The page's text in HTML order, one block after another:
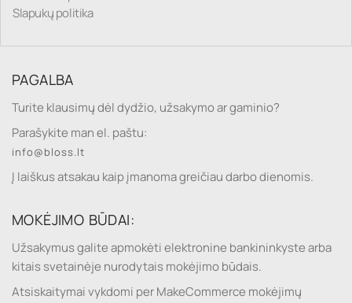
Slapukų politika
PAGALBA
Turite klausimų dėl dydžio, užsakymo ar gaminio?
Parašykite man el. paštu:
info@bloss.lt
Į laiškus atsakau kaip įmanoma greičiau darbo dienomis.
MOKĖJIMO BŪDAI:
Užsakymus galite apmokėti elektronine bankininkyste arba
kitais svetainėje nurodytais mokėjimo būdais.
Atsiskaitymai vykdomi per MakeCommerce mokėjimų